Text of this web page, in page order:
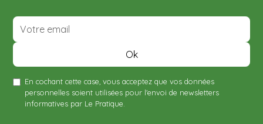
En cochant cette case, vous acceptez que vos données
personnelles soient utilisées pour l'envoi de newsletters
informatives par Le Pratique.